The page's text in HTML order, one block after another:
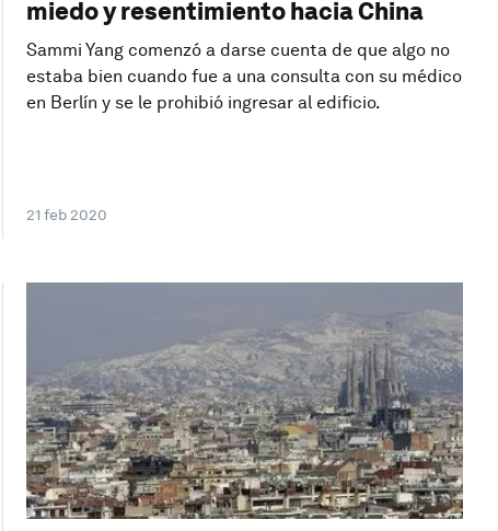
miedo y resentimiento hacia China
Sammi Yang comenzó a darse cuenta de que algo no
estaba bien cuando fue a una consulta con su médico
en Berlín y se le prohibió ingresar al edificio.
21 feb 2020